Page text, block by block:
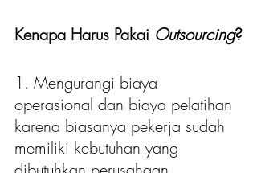
Kenapa Harus Pakai Outsourcing?
1. Mengurangi biaya
operasional dan biaya pelatihan
karena biasanya pekerja sudah
memiliki kebutuhan yang